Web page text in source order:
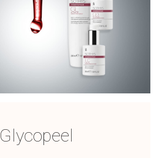
Glycopeel